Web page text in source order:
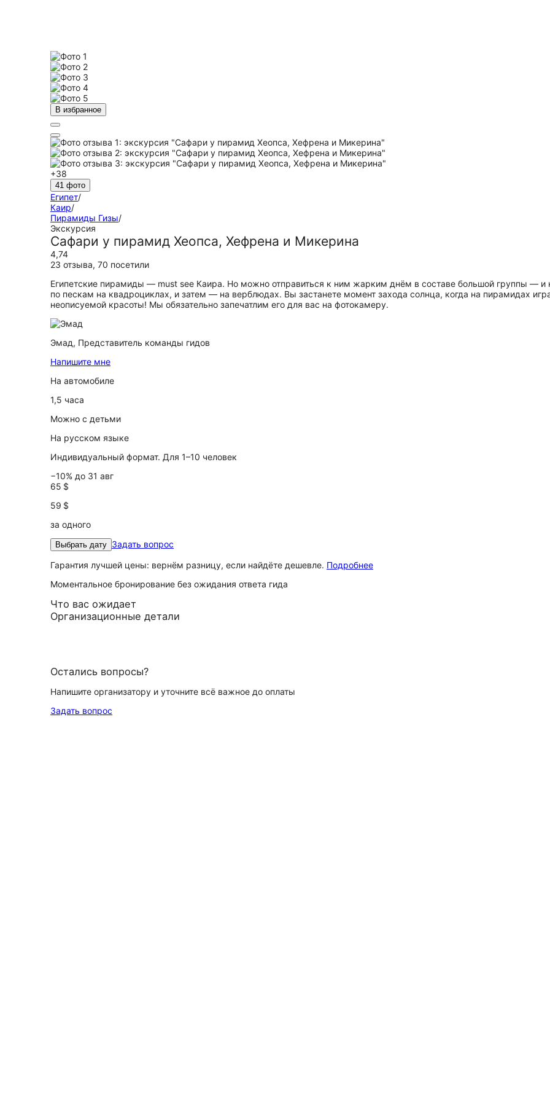
В избранное
+38
41 фото
Египет/
Каир/
Пирамиды Гизы/
Экскурсия
Сафари у пирамид Хеопса, Хефрена и Микерина
4,74
23 отзыва, 70 посетили
Египетские пирамиды — must see Каира. Но можно отправиться к ним жарким днём в составе большой группы —
по пескам на квадроциклах, и затем — на верблюдах. Вы застанете момент захода солнца, когда на пирамидах
неописуемой красоты! Мы обязательно запечатлим его для вас на фотокамеру.
Эмад, Представитель команды гидов
Напишите мне
На автомобиле
1,5 часа
Можно с детьми
На русском языке
Индивидуальный формат. Для 1–10 человек
−10% до 31 авг
65 $
59 $
за одного
Выбрать дату Задать вопрос
Гарантия лучшей цены: вернём разницу, если найдёте дешевле. Подробнее
Моментальное бронирование без ожидания ответа гида
Что вас ожидает
Организационные детали
Остались вопросы?
Напишите организатору и уточните всё важное до оплаты
Задать вопрос